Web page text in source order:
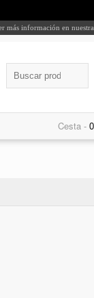
más información en nuestra
Cesta -